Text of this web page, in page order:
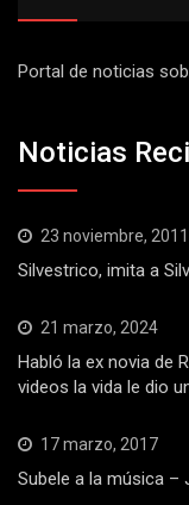
Portal de noticias
Noticias
23 noviembre, 2011
Silvestrico, imita a
21 marzo, 2024
Habló la ex novia de
videos la vida le dio
17 marzo, 2017
Subele a la música –